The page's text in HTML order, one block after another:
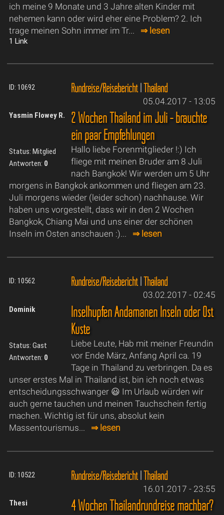
ich meine 9 Monate und 3 Jahre alten Kinder mit
nehemen kann oder wird eher eine Problem? 2. Ich
trage meinen Sohn immer im Tr... ⇒ lesen
1 Link
ID: 10692 Rundreise/Reisebericht|Thailand
05.04.2017 - 13:05
Yasmin Flowey R.
Status: Mitglied
Antworten: 0
2 Wochen Thailand im Juli - bräuchte
ein paar Empfehlungen
Hallo liebe Forenmitglieder !:) Ich
fliege mit meinen Bruder am 8 Juli
nach Bangkok! Wir werden um 5 Uhr
morgens in Bangkok ankommen und fliegen am 23.
Juli morgens wieder (leider schon) nachhause. Wir
haben uns vorgestellt, dass wir in den 2 Wochen
Bangkok, Chiang Mai und uns einer der schönen
Inseln im Osten anschauen :)... ⇒ lesen
ID: 10562 Rundreise/Reisebericht|Thailand
03.02.2017 - 02:45
Dominik
Status: Gast
Antworten: 0
Inselhüpfen Andamanen Inseln oder Ost
Küste
Liebe Leute, Hab mit meiner Freundin
vor Ende März, Anfang April ca. 19
Tage in Thailand zu verbringen. Da es
unser erstes Mal in Thailand ist, bin ich noch etwas
entscheidungsschwanger 😃 Im Urlaub würden wir
auch gerne tauchen und meinen Tauchschein fertig
machen. Wichtig ist für uns, absolut kein
Massentourismus... ⇒ lesen
ID: 10522 Rundreise/Reisebericht|Thailand
16.01.2017 - 23:55
Thesi 4 Wochen Thailandrundreise machbar?